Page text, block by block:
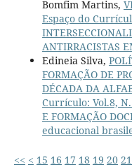
Bomfim Martins,
Espaço do
ANTIRRACISTAS
Edineia Silva,
FORMAÇÃO DE
DÉCADA DA
Currículo: Vol.8,
E FORMAÇÃO
educacional
<< < 15 16 17 18 19 20 21